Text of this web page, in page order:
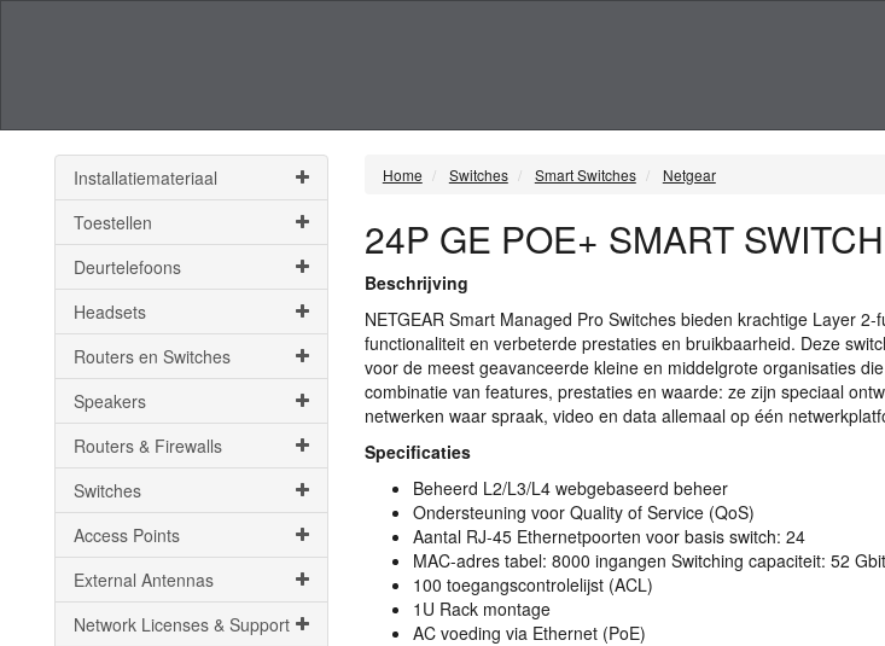
Installatiemateriaal
Toestellen
Deurtelefoons
Headsets
Routers en Switches
Speakers
Routers & Firewalls
Switches
Access Points
External Antennas
Network Licenses & Support
Home Switches Smart Switches Netgear
24P GE POE+ SMART SWITCH
Beschrijving
NETGEARSmart Managed Pro Switches bieden krachtige Layer 2-
functionaliteit en verbeterde prestaties en bruikbaarheid. Deze
voor de meest geavanceerde kleine en middelgrote organisaties
combinatie van features, prestaties en waarde: ze zijn speciaal
netwerken waar spraak, video en data allemaal op één
Specificaties
Beheerd L2/L3/L4 webgebaseerd beheer
Ondersteuning voor Quality of Service (QoS)
Aantal RJ-45 Ethernetpoorten voor basis switch: 24
MAC-adres tabel: 8000 ingangen Switching capaciteit: 52
100 toegangscontrolelijst (ACL)
1U Rack montage
AC voeding via Ethernet (PoE)